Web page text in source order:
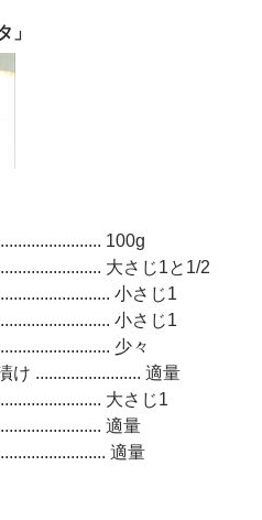
」
100g
大さじ1と1/2
小さじ1
小さじ1
少々
け ........................ 適量
大さじ1
適量
適量